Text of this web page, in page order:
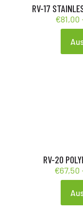
gewählt
werden
RV-17
€81,00
Dieses
gewählt
werden
RV-20
€67,50
Dieses